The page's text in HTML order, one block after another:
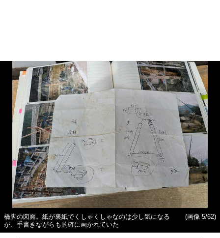
橋脚の図面。紙が裏紙でくしゃくしゃなのは少し気になる
が、手書きながらも的確に画かれていた
(画像 5/62)